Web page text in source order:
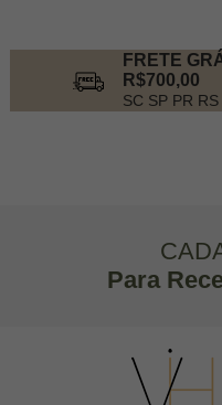
FRETE
R$700,00
SC SP PR
Para